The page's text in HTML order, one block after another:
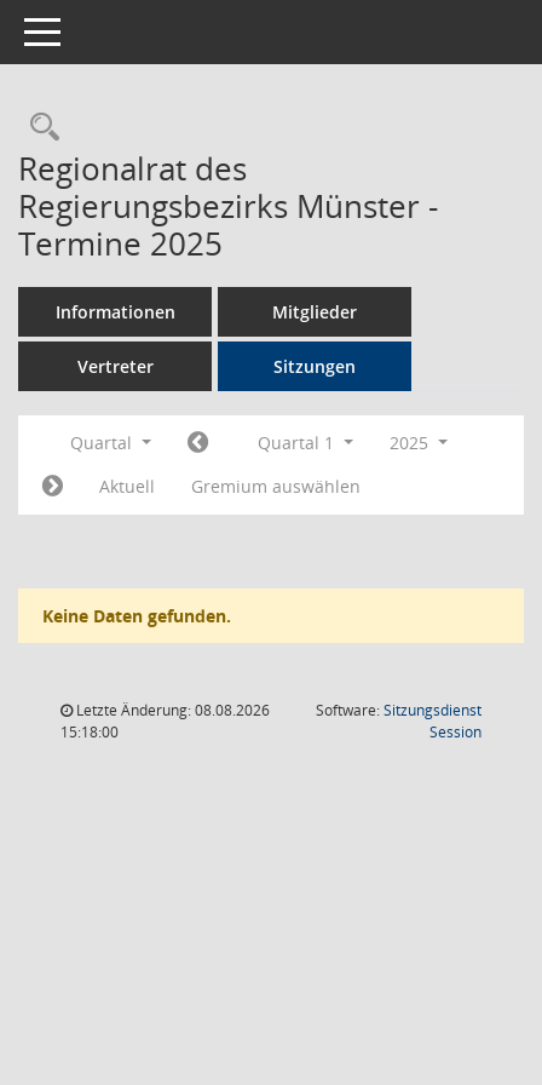
Toggle navigation
Rechercheauswahl
Regionalrat des
Regierungsbezirks Münster -
Termine 2025
Informationen Mitglieder
Vertreter Sitzungen
Quartal Quartal 1
2025
Aktuell
Gremium auswählen
Keine Daten gefunden.
Letzte Änderung: 08.08.2026
15:18:00
Software:Sitzungsdienst
Session(Wird in